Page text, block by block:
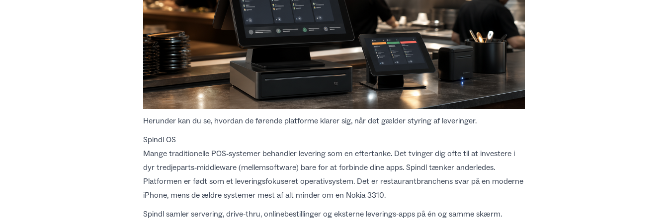
Herunder kan du se, hvordan de førende platforme klarer sig, når det gælder styring af leveringer.
Spindl OS
Mange traditionelle POS-systemer behandler levering som en eftertanke. Det tvinger dig ofte til at investere i
dyr tredjeparts-middleware (mellemsoftware) bare for at forbinde dine apps. Spindl tænker anderledes.
Platformen er født som et leveringsfokuseret operativsystem. Det er restaurantbranchens svar på en moderne
iPhone, mens de ældre systemer mest af alt minder om en Nokia 3310.
Spindl samler servering, drive-thru, onlinebestillinger og eksterne leverings-apps på én og samme skærm.